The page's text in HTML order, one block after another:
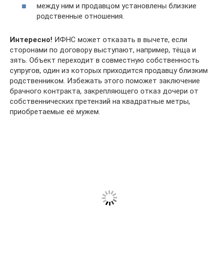
между ним и продавцом установлены близкие
родственные отношения.
Интересно! ИФНС может отказать в вычете, если
сторонами по договору выступают, например, тёща и
зять. Объект переходит в совместную собственность
супругов, один из которых приходится продавцу близким
родственником. Избежать этого поможет заключение
брачного контракта, закрепляющего отказ дочери от
собственнических претензий на квадратные метры,
приобретаемые её мужем.